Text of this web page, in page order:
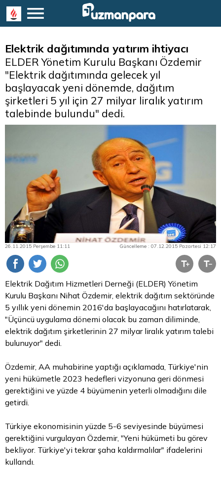
Elektrik dağıtımında yatırım ihtiyacı
ELDER Yönetim Kurulu Başkanı Özdemir
"Elektrik dağıtımında gelecek yıl
başlayacak yeni dönemde, dağıtım
şirketleri 5 yıl için 27 milyar liralık yatırım
talebinde bulundu" dedi.
26.11.2015 Perşembe 11:11 Güncelleme : 07.12.2015 Pazartesi 12:17
Elektrik Dağıtım Hizmetleri Derneği (ELDER) Yönetim
Kurulu Başkanı Nihat Özdemir, elektrik dağıtım sektöründe
5 yıllık yeni dönemin 2016'da başlayacağını hatırlatarak,
"Üçüncü uygulama dönemi olacak bu zaman diliminde,
elektrik dağıtım şirketlerinin 27 milyar liralık yatırım talebi
bulunuyor" dedi.
Özdemir, AA muhabirine yaptığı açıklamada, Türkiye'nin
yeni hükümetle 2023 hedefleri vizyonuna geri dönmesi
gerektiğini ve yüzde 4 büyümenin yeterli olmadığını dile
getirdi.
Türkiye ekonomisinin yüzde 5-6 seviyesinde büyümesi
gerektiğini vurgulayan Özdemir, "Yeni hükümeti bu görev
bekliyor. Türkiye'yi tekrar şaha kaldırmalılar" ifadelerini
kullandı.